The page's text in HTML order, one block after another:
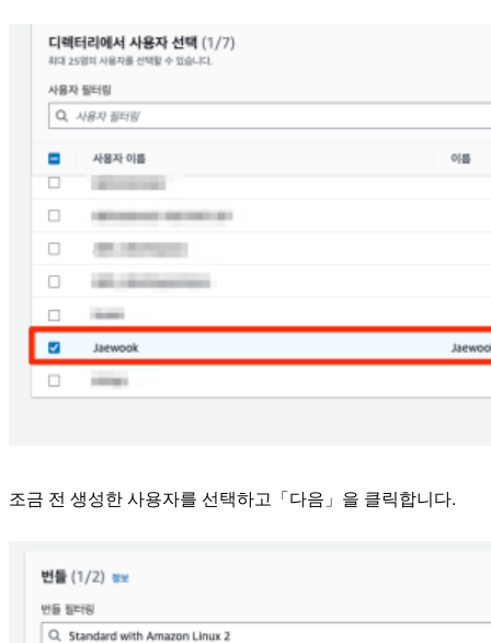
조금 전 생성한 사용자를 선택하고「다음」을 클릭합니다.